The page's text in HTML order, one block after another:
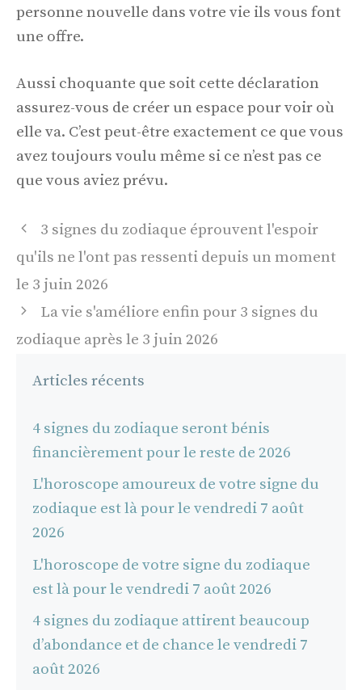
personne nouvelle dans votre vie ils vous font
une offre.
Aussi choquante que soit cette déclaration
assurez-vous de créer un espace pour voir où
elle va. C’est peut-être exactement ce que vous
avez toujours voulu même si ce n’est pas ce
que vous aviez prévu.
Navigation
des
3 signes du zodiaque éprouvent l'espoir
qu'ils ne l'ont pas ressenti depuis un moment
le 3 juin 2026
La vie s'améliore enfin pour 3 signes du
zodiaque après le 3 juin 2026
Articles récents
4 signes du zodiaque seront bénis
financièrement pour le reste de 2026
L'horoscope amoureux de votre signe du
zodiaque est là pour le vendredi 7 août
2026
L'horoscope de votre signe du zodiaque
est là pour le vendredi 7 août 2026
4 signes du zodiaque attirent beaucoup
d’abondance et de chance le vendredi 7
août 2026